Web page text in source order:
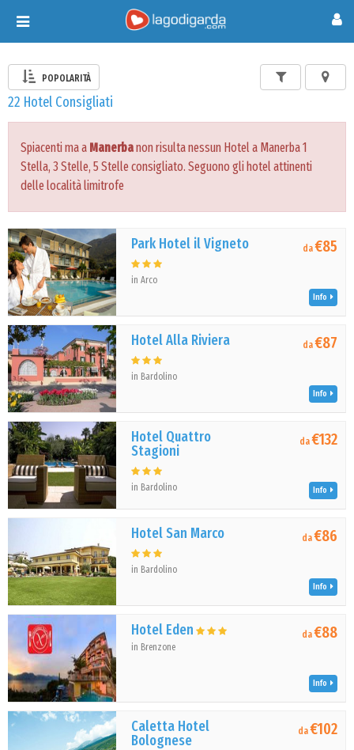
Toggle
navigation
POPOLARITÀ
22 Hotel Consigliati
Spiacenti ma a Manerbanon risulta nessun Hotel a Manerba 1
Stella, 3 Stelle, 5 Stelle consigliato. Seguono gli hotel attinenti
delle località limitrofe
Park Hotel il Vigneto
in Arco
da€85
Info
Hotel Alla Riviera
in Bardolino
da€87
Info
Hotel Quattro
Stagioni
in Bardolino
da€132
Info
Hotel San Marco
in Bardolino
da€86
Info
Hotel Eden
in Brenzone
da€88
Info
Caletta Hotel
Bolognese
da€102